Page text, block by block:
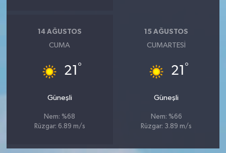
14 AĞUSTOS
CUMA
21 °
Güneşli
Nem: %68
Rüzgar: 6.89 m/s
15 AĞUSTOS
CUMARTESI
21 °
Güneşli
Nem: %66
Rüzgar: 3.89 m/s